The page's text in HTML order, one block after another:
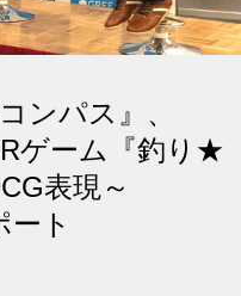
ンパス』、
ゲーム『釣り★
表現～
ート